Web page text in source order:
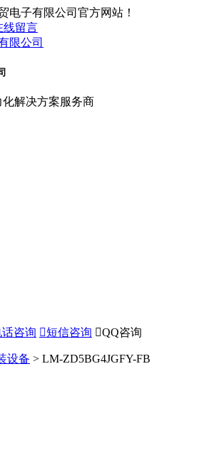
电子有限公司官方网站！
线留言
化解决方案服务商
话咨询 短信咨询 QQ咨询
设备 > LM-ZD5BG4JGFY-FB